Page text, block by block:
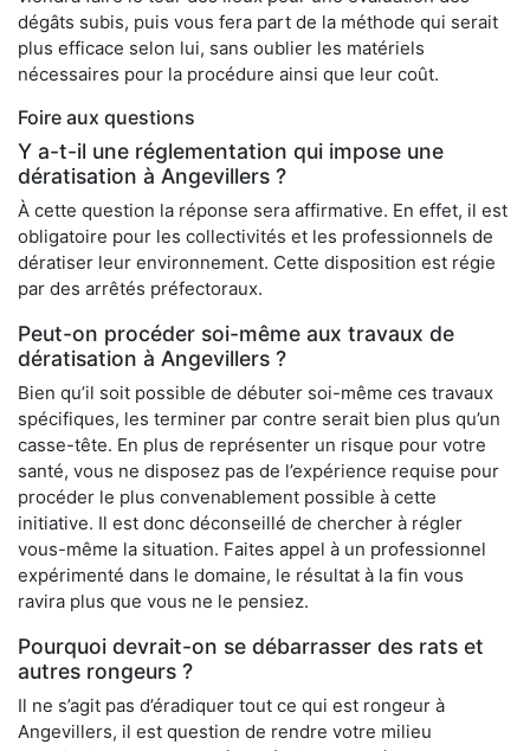
dégâts subis, puis vous fera part de la méthode qui serait
plus efficace selon lui, sans oublier les matériels
nécessaires pour la procédure ainsi que leur coût.
Foire aux questions
Y a-t-il une réglementation qui impose une
dératisation à Angevillers ?
À cette question la réponse sera affirmative. En effet, il est
obligatoire pour les collectivités et les professionnels de
dératiser leur environnement. Cette disposition est régie
par des arrêtés préfectoraux.
Peut-on procéder soi-même aux travaux de
dératisation à Angevillers ?
Bien qu’il soit possible de débuter soi-même ces travaux
spécifiques, les terminer par contre serait bien plus qu’un
casse-tête. En plus de représenter un risque pour votre
santé, vous ne disposez pas de l’expérience requise pour
procéder le plus convenablement possible à cette
initiative. Il est donc déconseillé de chercher à régler
vous-même la situation. Faites appel à un professionnel
expérimenté dans le domaine, le résultat à la fin vous
ravira plus que vous ne le pensiez.
Pourquoi devrait-on se débarrasser des rats et
autres rongeurs ?
Il ne s’agit pas d’éradiquer tout ce qui est rongeur à
Angevillers, il est question de rendre votre milieu